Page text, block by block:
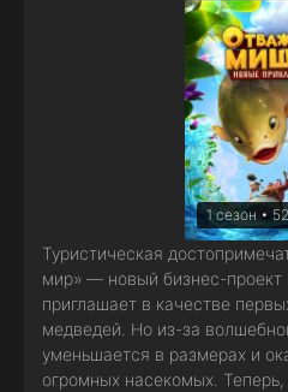
1 сезон •
Туристическая
мир» — новый бизнес-проект
приглашает в качестве
медведей. Но из-за
уменьшается в размерах и
огромных насекомых. Теперь,